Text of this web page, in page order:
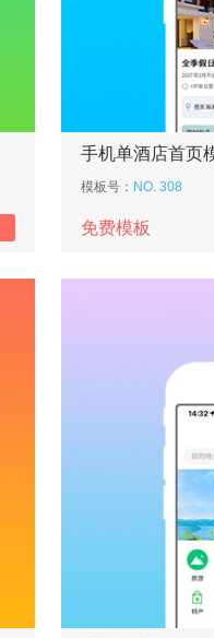
手机单酒店首页
模板号： NO. 308
免费模板